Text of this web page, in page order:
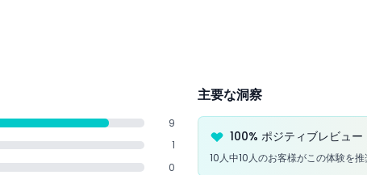
9
1
0
主要な洞察
100% ポジティブレビュー
10人中10人のお客様がこの体験を